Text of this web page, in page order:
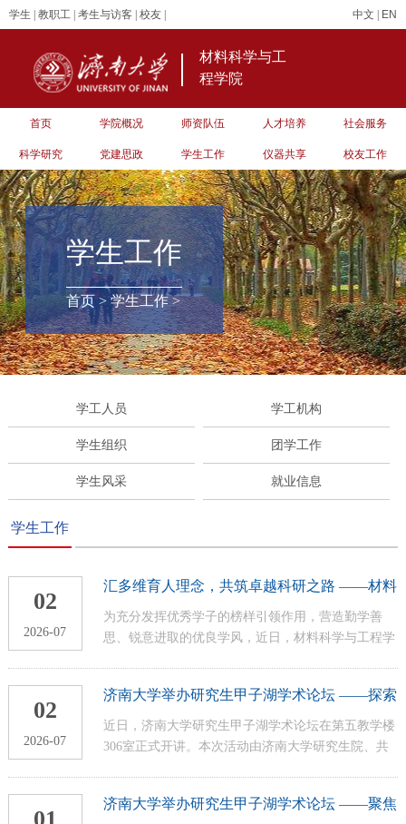
学生 教职工 考生与访客 校友 中文 EN
材料科学与工
程学院
首页 学院概况 师资队伍 人才培养 社会服务
科学研究 党建思政 学生工作 仪器共享 校友工作
学生工作
首页>学生工作>
学工人员 学工机构
学生组织 团学工作
学生风采 就业信息
学生工作
02
2026-07
汇多维育人理念，共筑卓越科研之路 ——材料
为充分发挥优秀学子的榜样引领作用，营造勤学善
思、锐意进取的优良学风，近日，材料科学与工程学
从思想、学术及实践等多个维度为研究生的全面发展
指引方向。学院学生工作办公室主任马天琛老师出席
活动并作总结点评。在思想引领方面，宣讲会强调了
时，...
02
2026-07
济南大学举办研究生甲子湖学术论坛 ——探索
近日，济南大学研究生甲子湖学术论坛在第五教学楼
306室正式开讲。本次活动由济南大学研究生院、共
带来《陶瓷基复合材料界面相仿生设计新策略及其力
济南大学举办研究生甲子湖学术论坛 ——聚焦